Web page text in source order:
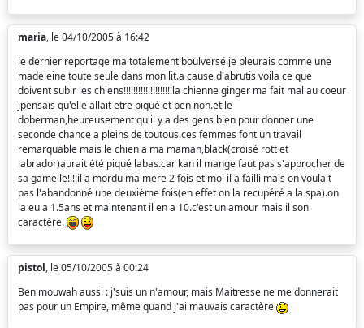
maria, le 04/10/2005 à 16:42
le dernier reportage ma totalement boulversé.je pleurais comme une
madeleine toute seule dans mon lit.a cause d'abrutis voila ce que
doivent subir les chiens!!!!!!!!!!!!!!!!!!!!la chienne ginger ma fait mal au coeur
jpensais qu'elle allait etre piqué et ben non.et le
doberman,heureusement qu'il y a des gens bien pour donner une
seconde chance a pleins de toutous.ces femmes font un travail
remarquable mais le chien a ma maman,black(croisé rott et
labrador)aurait été piqué labas.car kan il mange faut pas s'approcher de
sa gamelle!!!!il a mordu ma mere 2 fois et moi il a failli mais on voulait
pas l'abandonné une deuxième fois(en effet on la recupéré a la spa).on
la eu a 1.5ans et maintenant il en a 10.c'est un amour mais il son
caractère.
pistol, le 05/10/2005 à 00:24
Ben mouwah aussi : j'suis un n'amour, mais Maitresse ne me donnerait
pas pour un Empire, même quand j'ai mauvais caractère